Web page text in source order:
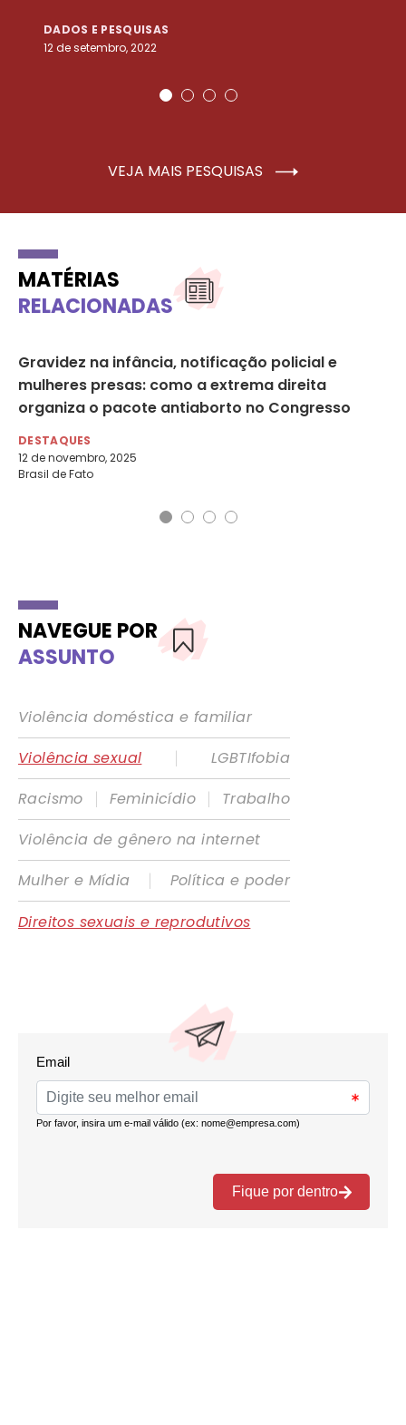
DADOS E PESQUISAS
12 de setembro, 2022
VEJA MAIS PESQUISAS
MATÉRIAS
RELACIONADAS
Gravidez na infância, notificação policial e
mulheres presas: como a extrema direita
organiza o pacote antiaborto no Congresso
DESTAQUES
12 de novembro, 2025
Brasil de Fato
NAVEGUE POR
ASSUNTO
Violência doméstica e familiar
Violência sexual
|
LGBTIfobia
Racismo
| Feminicídio |
Trabalho
Violência de gênero na internet
Mulher e Mídia
|
Política e poder
Direitos sexuais e reprodutivos